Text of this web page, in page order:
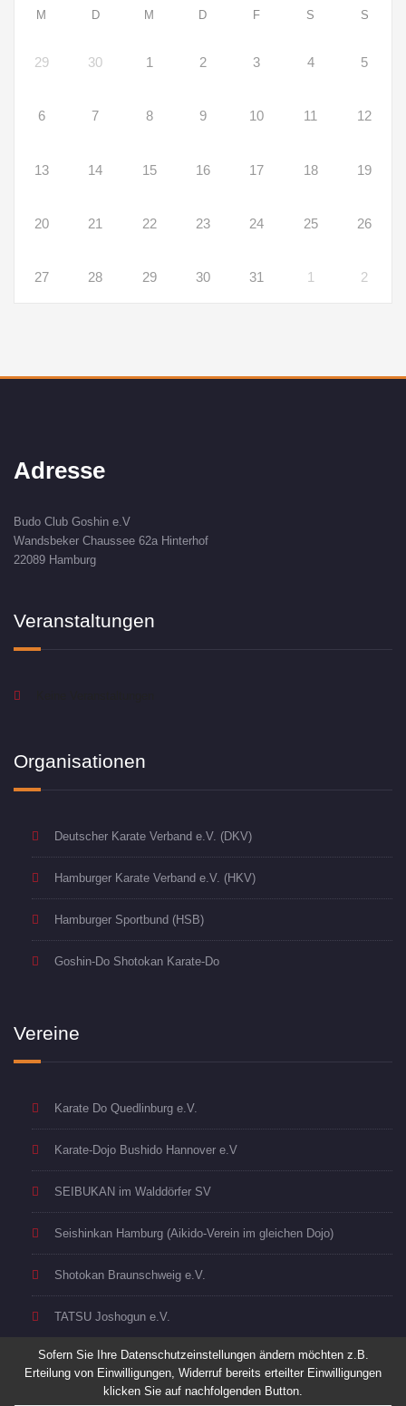
M D M D F S S
29 30 1 2 3 4 5
6 7 8 9 10 11 12
13 14 15 16 17 18 19
20 21 22 23 24 25 26
27 28 29 30 31 1 2
Adresse
Budo Club Goshin e.V
Wandsbeker Chaussee 62a Hinterhof
22089 Hamburg
Veranstaltungen
Organisationen
Deutscher Karate Verband e.V. (DKV)
Hamburger Karate Verband e.V. (HKV)
Hamburger Sportbund (HSB)
Goshin-Do Shotokan Karate-Do
Vereine
Karate Do Quedlinburg e.V.
Karate-Dojo Bushido Hannover e.V
SEIBUKAN im Walddörfer SV
Seishinkan Hamburg (Aikido-Verein im gleichen Dojo)
Shotokan Braunschweig e.V.
TATSU Joshogun e.V.
Sofern Sie Ihre Datenschutzeinstellungen ändern möchten z.B.
Erteilung von Einwilligungen, Widerruf bereits erteilter Einwilligungen
klicken Sie auf nachfolgenden Button.